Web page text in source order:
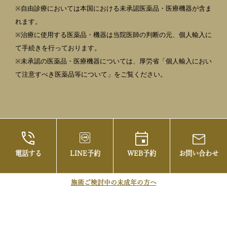
電話する LINE予約 WEB予約 お問い合わせ
施術ご検討中の未成年の方へ
※自由診療においては本国における未承認医薬品・医療機器が含ま
れます。
※治療に使用する医薬品・機器は当院医師の判断の元、個人輸入に
て手続きを行っております。
※未承認の医薬品・医療機器については、厚労省「個人輸入におい
て注意すべき医薬品等について」をご覧ください。
らお茶の水美容形成クリニック